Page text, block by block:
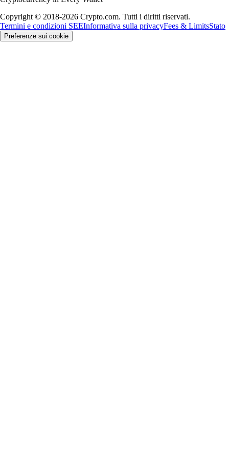
Copyright © 2018-2026 Crypto.com. Tutti i diritti riservati.
Termini e condizioni SEEInformativa sulla privacyFees & LimitsStato
Preferenze sui cookie